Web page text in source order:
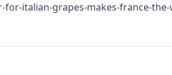
italian-grapes-makes-france-